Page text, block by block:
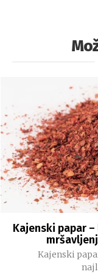
Kajenski papar
Kajenski